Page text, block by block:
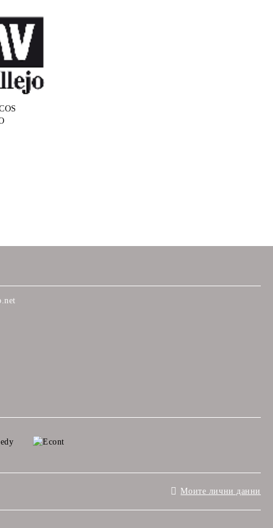
Моите лични данни